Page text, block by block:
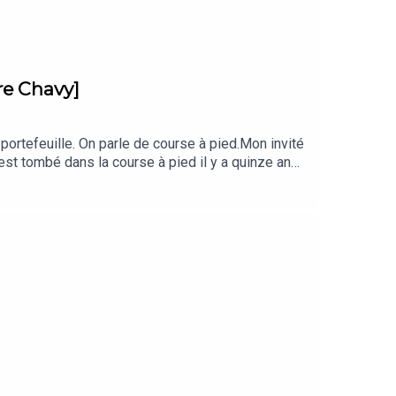
Chavy]
On parle de course à pied.Mon invité
tombé dans la course à pied il y a quinze ans,
: 2h54 au marathon de Barcelone, 1h21'45
la SaintéLyon, et les marathons de Boston,
planification, progression et mental. Ce
@clickrunBonne écoute, et Force et